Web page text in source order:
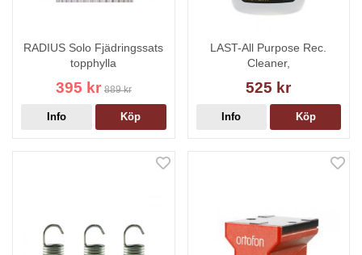
RADIUS Solo Fjädringssats
topphylla
395 kr 889 kr
Info Köp
LAST-All Purpose Rec.
Cleaner,
525 kr
Info Köp